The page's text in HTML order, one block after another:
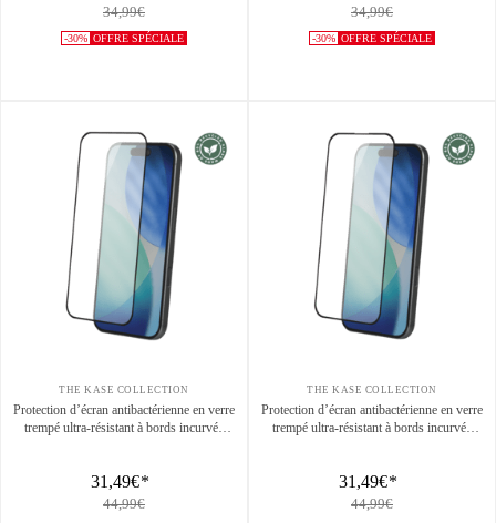
34,99€
-30% OFFRE SPÉCIALE
34,99€
-30% OFFRE SPÉCIALE
THE KASE COLLECTION
Protection d’écran antibactérienne en verre
trempé ultra-résistant à bords incurvés
31,49€*
44,99€
THE KASE COLLECTION
Protection d’écran antibactérienne en verre
trempé ultra-résistant à bords incurvés
31,49€*
44,99€